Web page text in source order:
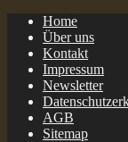
Home
Über uns
Kontakt
Impressum
Newsletter
AGB
Sitemap